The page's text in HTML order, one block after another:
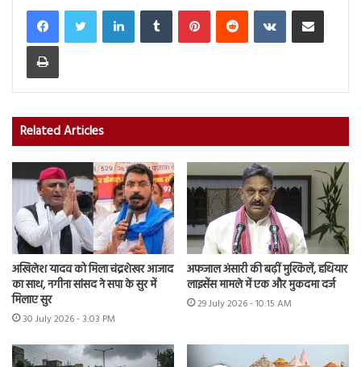
LinkedInTumblr PinterestReddit VKontakteShare via Email
Print
Related Articles
अखिलेश यादव को मिला चंद्रशेखर आजाद
का साथ, नगीना सांसद ने सपा के सुर में
मिलाए सुर
30 July 2026 - 3:03 PM
अफजाल अंसारी की बढ़ीं मुश्किलें, हथियार
लाइसेंस मामले में एक और मुकदमा दर्ज
29 July 2026 - 10:15 AM